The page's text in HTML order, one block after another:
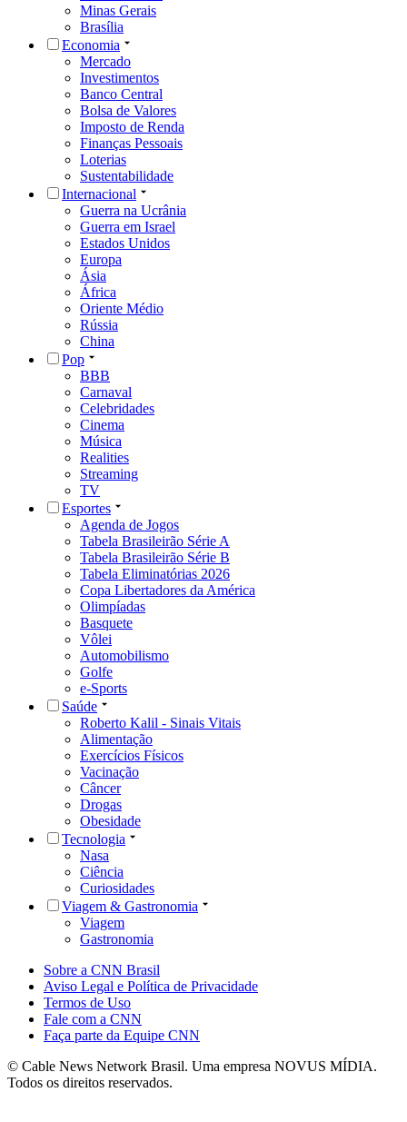
Minas Gerais
Brasília
Economia
Mercado
Investimentos
Banco Central
Bolsa de Valores
Imposto de Renda
Finanças Pessoais
Loterias
Sustentabilidade
Internacional
Guerra na Ucrânia
Guerra em Israel
Estados Unidos
Europa
Ásia
África
Oriente Médio
Rússia
China
Pop
BBB
Carnaval
Celebridades
Cinema
Música
Realities
Streaming
TV
Esportes
Agenda de Jogos
Tabela Brasileirão Série A
Tabela Brasileirão Série B
Tabela Eliminatórias 2026
Copa Libertadores da América
Olimpíadas
Basquete
Vôlei
Automobilismo
Golfe
e-Sports
Saúde
Roberto Kalil - Sinais Vitais
Alimentação
Exercícios Físicos
Vacinação
Câncer
Drogas
Obesidade
Tecnologia
Nasa
Ciência
Curiosidades
Viagem & Gastronomia
Viagem
Gastronomia
Sobre a CNN Brasil
Aviso Legal e Política de Privacidade
Termos de Uso
Fale com a CNN
Faça parte da Equipe CNN
© Cable News Network Brasil. Uma empresa NOVUS MÍDIA.
Todos os direitos reservados.